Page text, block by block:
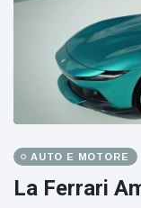
AUTO E MOTORE
La Ferrari